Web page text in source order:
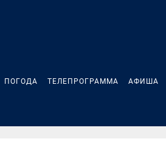
ПОГОДА ТЕЛЕПРОГРАММА АФИША